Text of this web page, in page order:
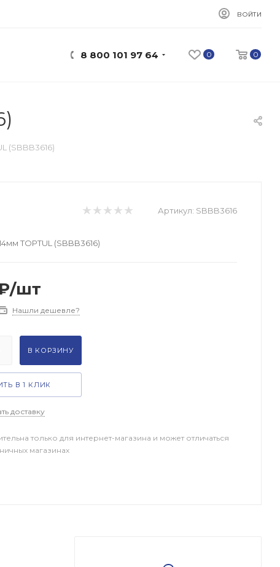
ВОЙТИ
0 0
8 800 101 97 64
(SBBB3616)
Артикул: SBBB3616
TOPTUL (SBBB3616)
/шт
Нашли дешевле?
В КОРЗИНУ
В 1 КЛИК
доставку
только для интернет-магазина и может отличаться
магазинах